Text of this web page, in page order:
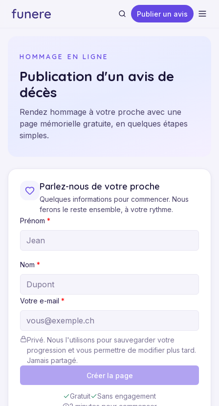
Publier un avis
HOMMAGE EN LIGNE
Publication d'un avis de
décès
Rendez hommage à votre proche avec une
page mémorielle gratuite, en quelques étapes
simples.
Parlez-nous de votre proche
Quelques informations pour commencer. Nous
ferons le reste ensemble, à votre rythme.
Prénom *
Nom *
Votre e-mail *
Privé. Nous l'utilisons pour sauvegarder votre
progression et vous permettre de modifier plus tard.
Jamais partagé.
Créer la page
Gratuit
Sans engagement